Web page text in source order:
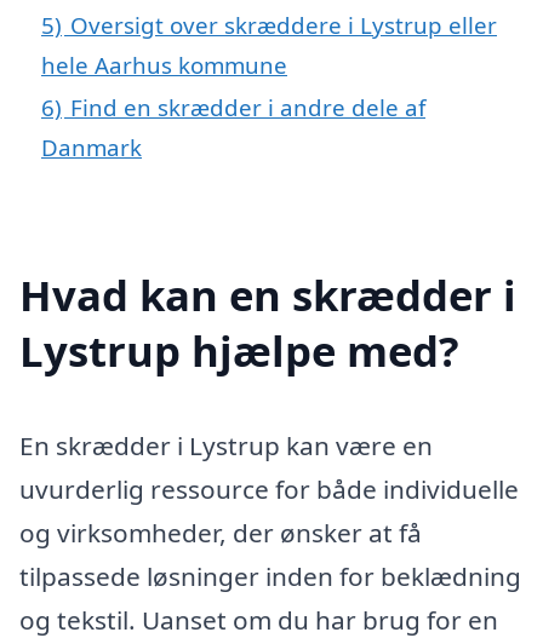
5) Oversigt over skræddere i Lystrup eller
hele Aarhus kommune
6) Find en skrædder i andre dele af
Danmark
Hvad kan en skrædder i
Lystrup hjælpe med?
En skrædder i Lystrup kan være en
uvurderlig ressource for både individuelle
og virksomheder, der ønsker at få
tilpassede løsninger inden for beklædning
og tekstil. Uanset om du har brug for en